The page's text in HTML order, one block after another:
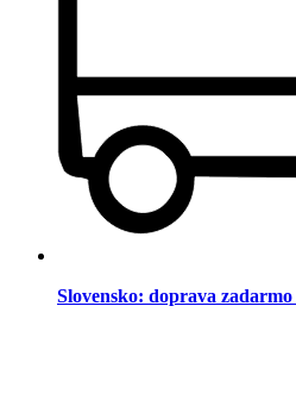
Slovensko: doprava zadarmo